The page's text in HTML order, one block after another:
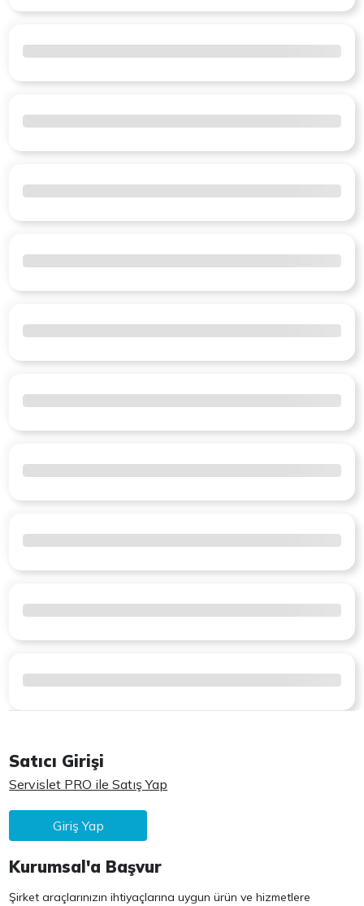
Satıcı Girişi
Servislet PRO ile Satış Yap
Giriş Yap
Kurumsal'a Başvur
Şirket araçlarınızın ihtiyaçlarına uygun ürün ve hizmetlere